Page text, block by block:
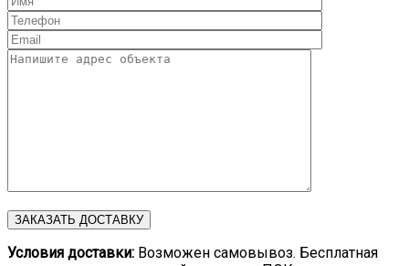
Условия доставки: Возможен самовывоз. Бесплатная